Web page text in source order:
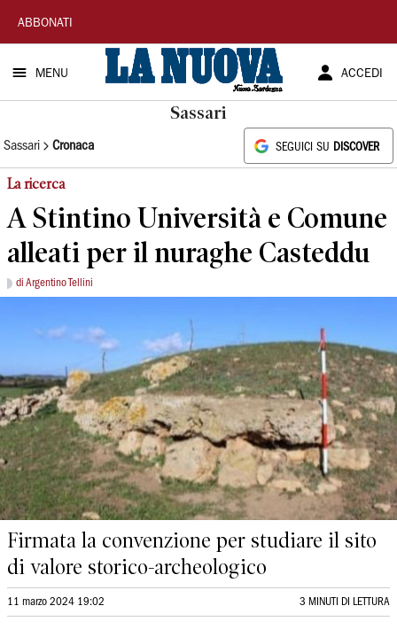
La
Nuova
Sardegna
ABBONATI
MENU ACCEDI
Sassari
Sassari Cronaca SEGUICI SU DISCOVER
La ricerca
A Stintino Università e Comune
alleati per il nuraghe Casteddu
di Argentino Tellini
Firmata la convenzione per studiare il sito
di valore storico-archeologico
11 marzo 2024 19:02 3 MINUTI DI LETTURA